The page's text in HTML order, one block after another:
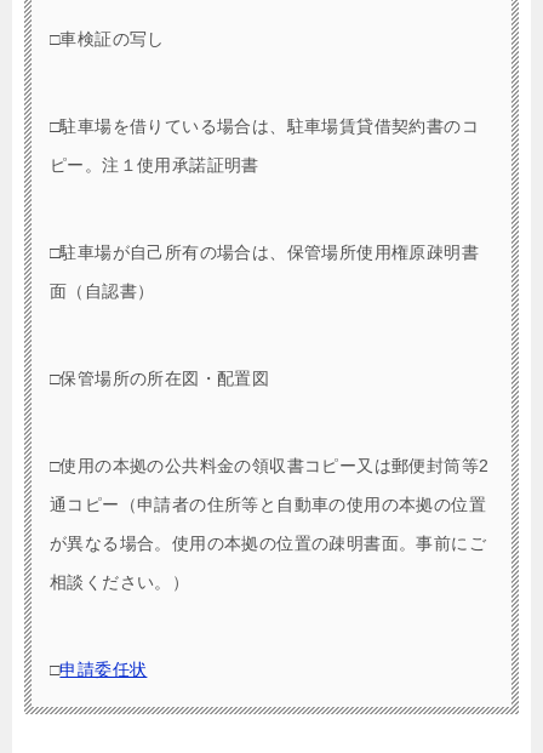
□車検証の写し
□駐車場を借りている場合は、駐車場賃貸借契約書のコ
ピー。注１使用承諾証明書
□駐車場が自己所有の場合は、保管場所使用権原疎明書
面（自認書）
□保管場所の所在図・配置図
□使用の本拠の公共料金の領収書コピー又は郵便封筒等2
通コピー（申請者の住所等と自動車の使用の本拠の位置
が異なる場合。使用の本拠の位置の疎明書面。事前にご
相談ください。）
□申請委任状